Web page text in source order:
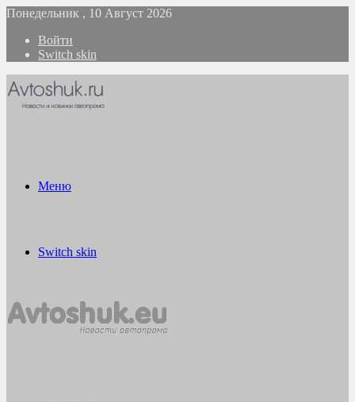
Понедельник , 10 Август 2026
Войти
Switch skin
Меню
Switch skin